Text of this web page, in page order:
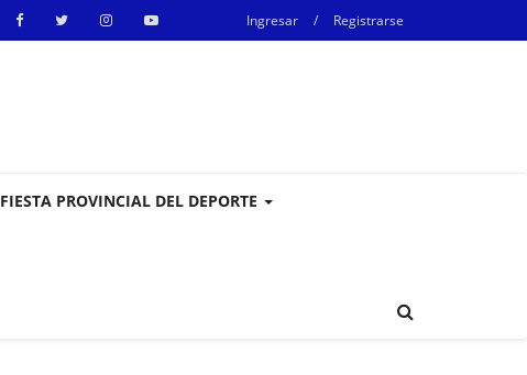
Ingresar / Registrarse
FIESTA PROVINCIAL DEL DEPORTE